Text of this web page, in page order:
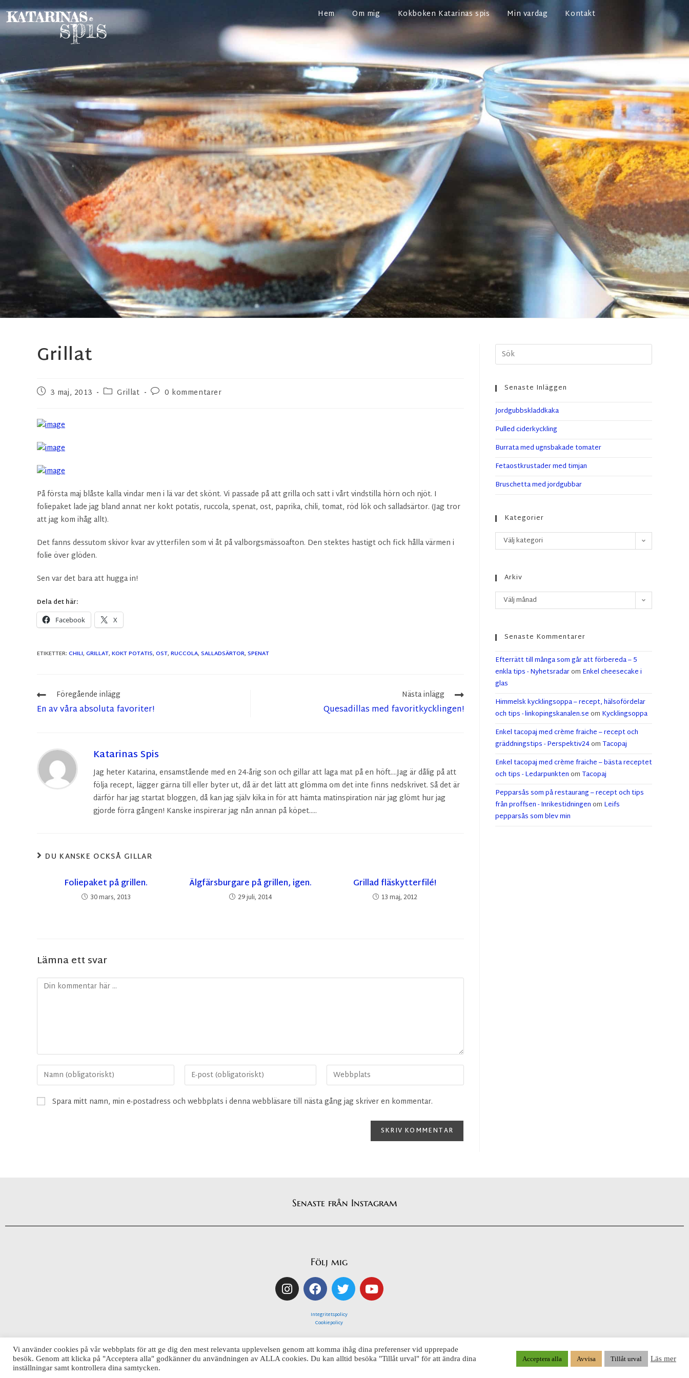
Hem Om mig Kokboken Katarinas spis Min vardag Kontakt
Grillat
3 maj, 2013 Grillat 0 kommentarer
På första maj blåste kalla vindar men i lä var det skönt. Vi passade på att grilla och satt i vårt vindstilla hörn och njöt. I
foliepaket lade jag bland annat ner kokt potatis, ruccola, spenat, ost, paprika, chili, tomat, röd lök och salladsärtor. (Jag tror
att jag kom ihåg allt).
Det fanns dessutom skivor kvar av ytterfilen som vi åt på valborgsmässoafton. Den stektes hastigt och fick hålla värmen i
folie över glöden.
Sen var det bara att hugga in!
Dela det här:
Facebook X
ETIKETTER: CHILI, GRILLAT, KOKT POTATIS, OST, RUCCOLA, SALLADSÄRTOR, SPENAT
Föregående inlägg
En av våra absoluta favoriter!
Nästa inlägg
Quesadillas med favoritkycklingen!
Katarinas Spis
Jag heter Katarina, ensamstående med en 24-årig son och gillar att laga mat på en höft....Jag är dålig på att
följa recept, lägger gärna till eller byter ut, då är det lätt att glömma om det inte finns nedskrivet. Så det är
därför har jag startat bloggen, då kan jag själv kika in för att hämta matinspiration när jag glömt hur jag
gjorde förra gången! Kanske inspirerar jag nån annan på köpet.....
DU KANSKE OCKSÅ GILLAR
Foliepaket på grillen.
30 mars, 2013
Älgfärsburgare på grillen, igen.
29 juli, 2014
Grillad fläskytterfilé!
13 maj, 2012
Lämna ett svar
Spara mitt namn, min e-postadress och webbplats i denna webbläsare till nästa gång jag skriver en kommentar.
Senaste Inläggen
Jordgubbskladdkaka
Pulled ciderkyckling
Burrata med ugnsbakade tomater
Fetaostkrustader med timjan
Bruschetta med jordgubbar
Kategorier
Välj kategori
Arkiv
Välj månad
Senaste Kommentarer
Efterrätt till många som går att förbereda – 5
enkla tips - Nyhetsradarom Enkel cheesecake i
glas
Himmelsk kycklingsoppa – recept, hälsofördelar
och tips - linkopingskanalen.seom Kycklingsoppa
Enkel tacopaj med crème fraiche – recept och
gräddningstips - Perspektiv24omTacopaj
Enkel tacopaj med crème fraiche – bästa receptet
och tips - LedarpunktenomTacopaj
Pepparsås som på restaurang – recept och tips
från proffsen - Inrikestidningenom Leifs
pepparsås som blev min
Senaste från Instagram
Följ mig
Integritetspolicy
Cookiepolicy
Vi använder cookies på vår webbplats för att ge dig den mest relevanta upplevelsen genom att komma ihåg dina preferenser vid upprepade
besök. Genom att klicka på "Acceptera alla" godkänner du användningen av ALLA cookies. Du kan alltid besöka "Tillåt urval" för att ändra dina
inställningar samt kontrollera dina samtycken.
Acceptera alla Avvisa Tillåt urval Läs mer